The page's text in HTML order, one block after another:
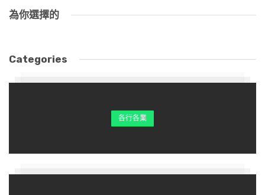
無論何時何地，何種身份，總是惦記著回家看看，回家
為你選擇的
Categories
各行各業